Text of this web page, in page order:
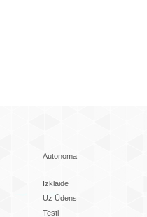
Autonoma
Izklaide
Uz Ūdens
Testi